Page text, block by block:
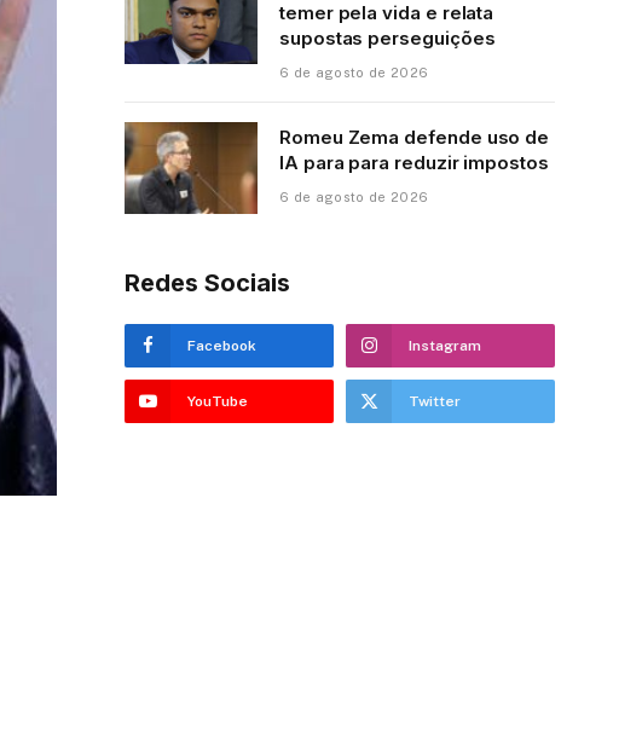
temer pela vida e relata
supostas perseguições
6 de agosto de 2026
Romeu Zema defende uso de
IA para para reduzir impostos
6 de agosto de 2026
Redes Sociais
Facebook Instagram
YouTube Twitter